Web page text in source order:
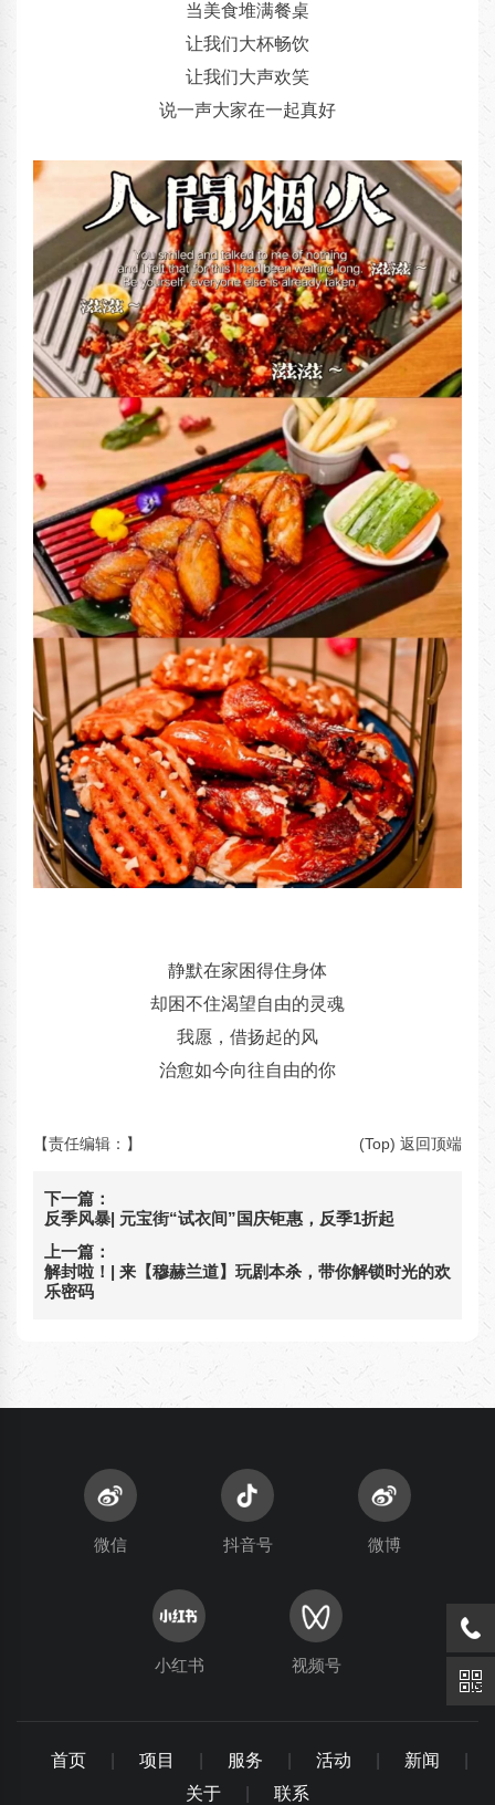
当美食堆满餐桌
让我们大杯畅饮
让我们大声欢笑
说一声大家在一起真好
静默在家困得住身体
却困不住渴望自由的灵魂
我愿，借扬起的风
治愈如今向往自由的你
【责任编辑： 】 (Top) 返回顶端
下一篇：
反季风暴| 元宝街“试衣间”国庆钜惠，反季1折起
上一篇：
解封啦！| 来【穆赫兰道】玩剧本杀，带你解锁时光的欢
乐密码
微信 抖音号 微博
小红书 视频号
首页 项目 服务 活动 新闻
关于
联系